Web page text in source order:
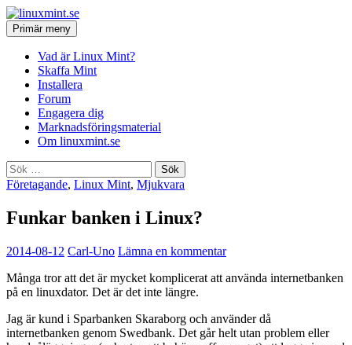
Hoppa
till
innehåll
linuxmint.se
SökPrimär meny
Vad är Linux Mint?
Skaffa Mint
Installera
Forum
Engagera dig
Marknadsföringsmaterial
Om linuxmint.se
Sök
efter:
Företagande, Linux Mint, Mjukvara
Funkar banken i Linux?
2014-08-12 Carl-Uno Lämna en kommentar
Många tror att det är mycket komplicerat att använda internetbanken
på en linuxdator. Det är det inte längre.
Jag är kund i Sparbanken Skaraborg och använder då
internetbanken genom Swedbank. Det går helt utan problem eller